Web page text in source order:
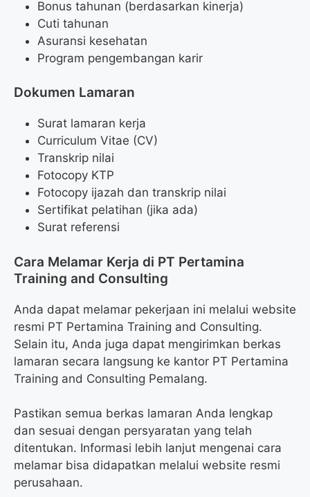
Bonus tahunan (berdasarkan kinerja)
Cuti tahunan
Asuransi kesehatan
Program pengembangan karir
Dokumen Lamaran
Surat lamaran kerja
Curriculum Vitae (CV)
Transkrip nilai
Fotocopy KTP
Fotocopy ijazah dan transkrip nilai
Sertifikat pelatihan (jika ada)
Surat referensi
Cara Melamar Kerja di PT Pertamina
Training and Consulting
Anda dapat melamar pekerjaan ini melalui website
resmi PT Pertamina Training and Consulting.
Selain itu, Anda juga dapat mengirimkan berkas
lamaran secara langsung ke kantor PT Pertamina
Training and Consulting Pemalang.
Pastikan semua berkas lamaran Anda lengkap
dan sesuai dengan persyaratan yang telah
ditentukan. Informasi lebih lanjut mengenai cara
melamar bisa didapatkan melalui website resmi
perusahaan.